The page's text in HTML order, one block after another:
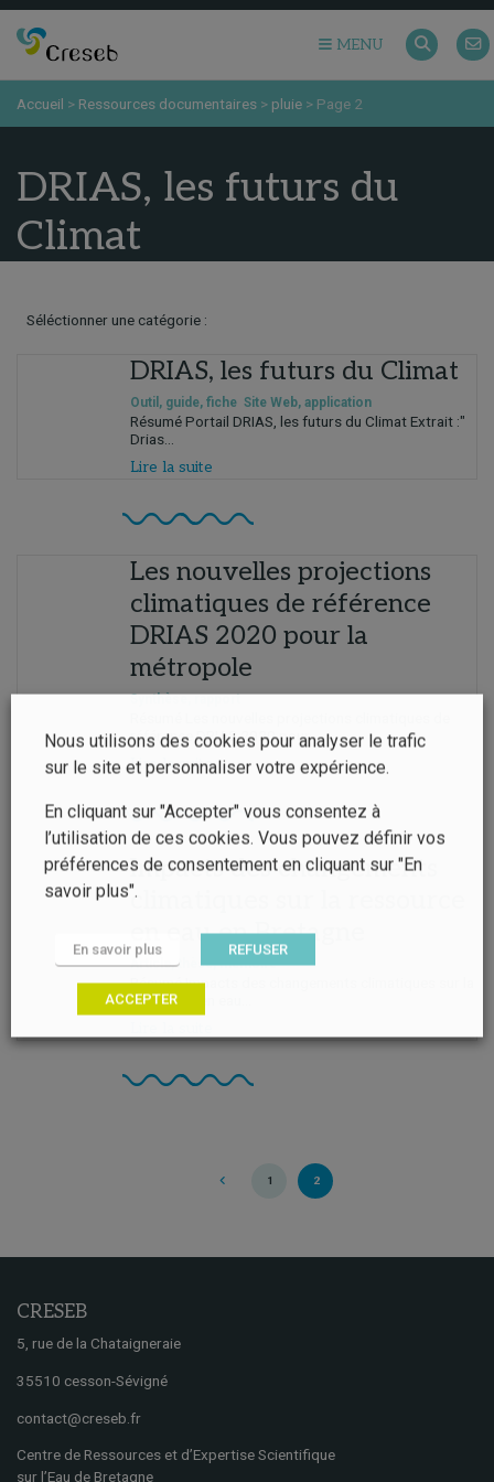
MENU
Accueil > Ressources documentaires > pluie > Page 2
DRIAS, les futurs du
Climat
Séléctionner une catégorie :
DRIAS, les futurs du Climat
Outil, guide, fiche Site Web, application
Résumé Portail DRIAS, les futurs du Climat Extrait :"
Drias...
Lire la suite
Les nouvelles projections
climatiques de référence
DRIAS 2020 pour la
métropole
Synthèse, rapport
référence DRIAS 2020 pour...
Lire la suite
Impacts des changements
climatiques sur la ressource
en eau en Bretagne
Article, thèse, mémoire
Résumé Impacts des changements climatiques sur la
ressource en eau...
1 2
CRESEB
5, rue de la Chataigneraie
35510 cesson-Sévigné
contact@creseb.fr
Centre de Ressources et d’Expertise Scientifique
sur l’Eau de Bretagne
Nous utilisons des cookies pour analyser le trafic
sur le site et personnaliser votre expérience.
En cliquant sur "Accepter" vous consentez à
l’utilisation de ces cookies. Vous pouvez définir vos
préférences de consentement en cliquant sur "En
savoir plus".
En savoir plus REFUSER
ACCEPTER